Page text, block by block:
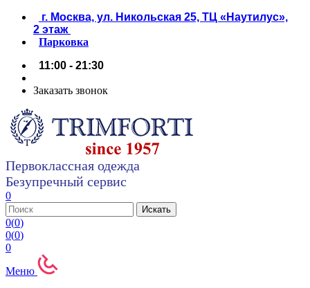
г. Москва, ул. Никольская 25, ТЦ «Наутилус»,
2 этаж
Парковка
11:00 - 21:30
Заказать звонок
Первоклассная одежда
Безупречный сервис
0
0(0)
0(0)
0
Меню